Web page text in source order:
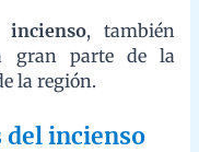
de aplicar la pasta base
húmeda, se enrolla
durante varios días